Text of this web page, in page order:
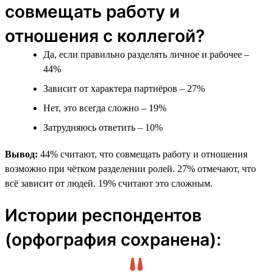
совмещать работу и
отношения с коллегой?
Да, если правильно разделять личное и рабочее –
44%
Зависит от характера партнёров – 27%
Нет, это всегда сложно – 19%
Затрудняюсь ответить – 10%
Вывод: 44% считают, что совмещать работу и отношения
возможно при чётком разделении ролей. 27% отмечают, что
всё зависит от людей. 19% считают это сложным.
Истории респондентов
(орфография сохранена):